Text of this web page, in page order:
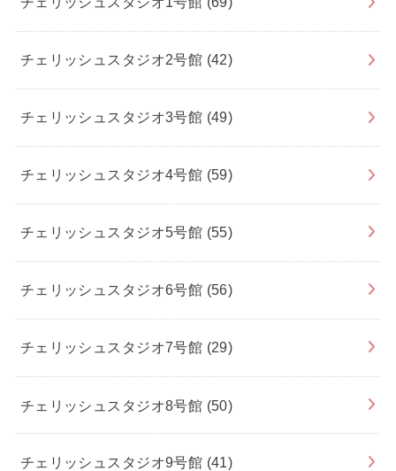
チェリッシュスタジオ2号館 (42)
チェリッシュスタジオ3号館 (49)
チェリッシュスタジオ4号館 (59)
チェリッシュスタジオ5号館 (55)
チェリッシュスタジオ6号館 (56)
チェリッシュスタジオ7号館 (29)
チェリッシュスタジオ8号館 (50)
チェリッシュスタジオ9号館 (41)